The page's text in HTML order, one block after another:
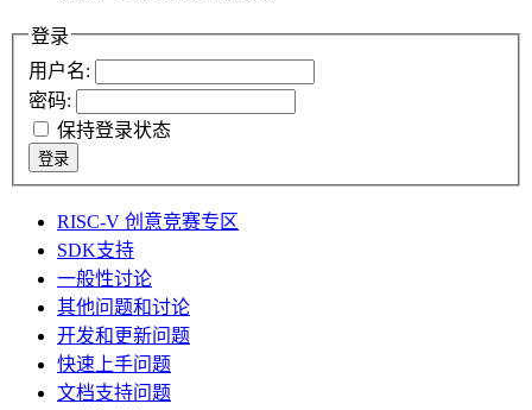
登录
用户名:
密码:
保持登录状态
登录
RISC-V 创意竞赛专区
SDK支持
一般性讨论
其他问题和讨论
开发和更新问题
快速上手问题
文档支持问题